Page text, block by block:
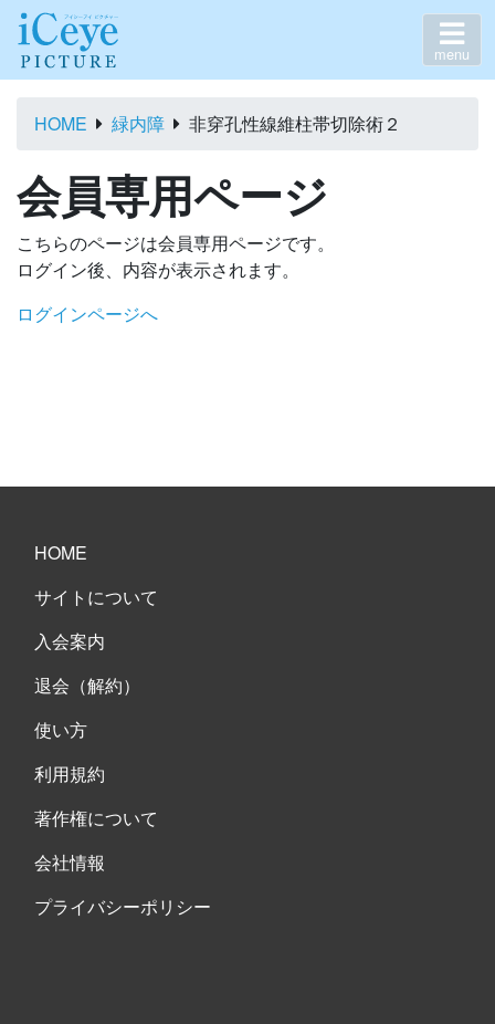
menu
HOME 緑内障 非穿孔性線維柱帯切除術２
会員専用ページ
こちらのページは会員専用ページです。
ログイン後、内容が表示されます。
ログインページへ
HOME
サイトについて
入会案内
退会（解約）
使い方
利用規約
著作権について
会社情報
プライバシーポリシー